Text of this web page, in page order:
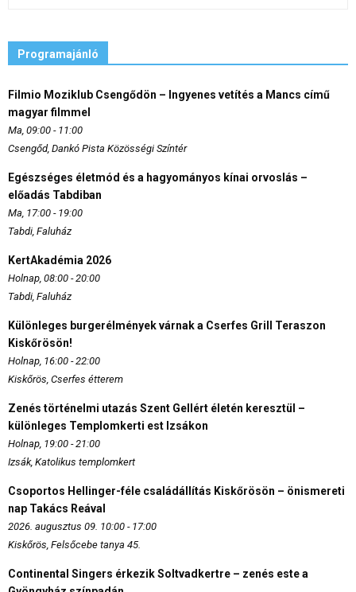
Programajánló
Filmio Moziklub Csengődön – Ingyenes vetítés a Mancs című
magyar filmmel
Ma, 09:00 - 11:00
Csengőd, Dankó Pista Közösségi Színtér
Egészséges életmód és a hagyományos kínai orvoslás –
előadás Tabdiban
Ma, 17:00 - 19:00
Tabdi, Faluház
KertAkadémia 2026
Holnap, 08:00 - 20:00
Tabdi, Faluház
Különleges burgerélmények várnak a Cserfes Grill Teraszon
Kiskőrösön!
Holnap, 16:00 - 22:00
Kiskőrös, Cserfes étterem
Zenés történelmi utazás Szent Gellért életén keresztül –
különleges Templomkerti est Izsákon
Holnap, 19:00 - 21:00
Izsák, Katolikus templomkert
Csoportos Hellinger-féle családállítás Kiskőrösön – önismereti
nap Takács Reával
2026. augusztus 09. 10:00 - 17:00
Kiskőrös, Felsőcebe tanya 45.
Continental Singers érkezik Soltvadkertre – zenés este a